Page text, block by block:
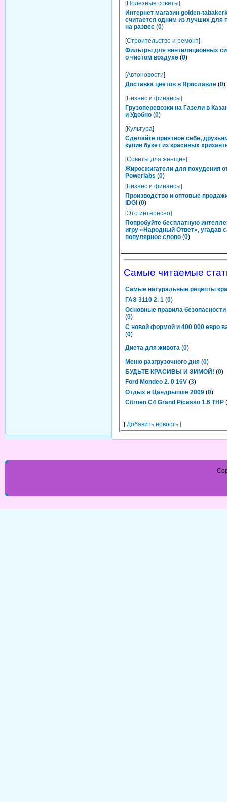
[Полезные советы]
Интернет магазин golden-
считается одним из лучших для
на развес (0)
[Строительство и ремонт]
Фильтры для вентиляционных
о чистом воздухе (0)
[Автоновости]
Доставка цветов в Ярославле (0)
[Бизнес и финансы]
Грузоперевозки на Газели в
и Удобно (0)
[Культура]
Сделайте приятное себе,
купив букет из красивых
[Советы для женщин]
Жиросжигатели для похудения
Powerlabs (0)
[Бизнес и финансы]
Производство и оптовые
IDGI (0)
[Это интересно]
Попробуйте бесплатную
игру «Народный Ответ», угадав
популярное слово (0)
Самые читаемые
Самые натуральные рецепты
ГАЗ 3110 2. 1 (0)
Основные правила безопасности
(0)
С новой формой и 400 000 евро
(0)
Диета для живота (0)
Меню разгрузочного дня (0)
БУДЬТЕ КРАСИВЫ И ЗИМОЙ! (0)
Ford Mondeo 2. 0 16V (3)
Отдых в Цандрыпше 2009 (0)
Citroen C4 Grand Picasso 1.6 THP (
[Добавить новость ]